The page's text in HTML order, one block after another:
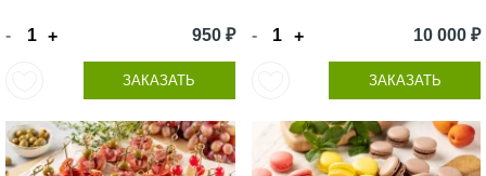
- + 950 ₽
ЗАКАЗАТЬ
- + 10 000 ₽
ЗАКАЗАТЬ